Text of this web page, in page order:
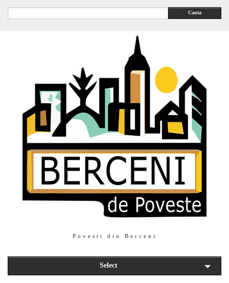
Cauta
Povesti din Berceni
Select